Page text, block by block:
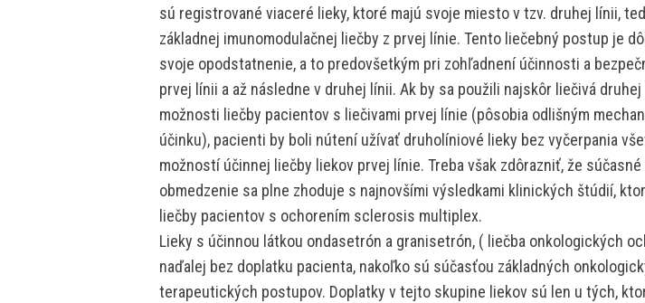
sú registrované viaceré lieky, ktoré majú svoje miesto v tzv. druhej línii,
základnej imunomodulačnej liečby z prvej línie. Tento liečebný postup je
svoje opodstatnenie, a to predovšetkým pri zohľadnení účinnosti a
prvej línii a až následne v druhej línii. Ak by sa použili najskôr liečivá
možnosti liečby pacientov s liečivami prvej línie (pôsobia odlišným
účinku), pacienti by boli nútení užívať druholíniové lieky bez vyčerpania
možností účinnej liečby liekov prvej línie. Treba však zdôrazniť, že súčasné
obmedzenie sa plne zhoduje s najnovšími výsledkami klinických štúdií,
liečby pacientov s ochorením sclerosis multiplex.
Lieky s účinnou látkou ondasetrón a granisetrón, ( liečba onkologických
naďalej bez doplatku pacienta, nakoľko sú súčasťou základných
terapeutických postupov. Doplatky v tejto skupine liekov sú len u tých,